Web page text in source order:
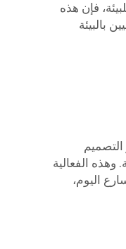
فإن هذه
بالبيئة
الفعالية
اليوم،